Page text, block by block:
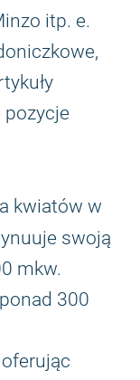
itp. e.
kwiatów w
swoją
mkw.
300